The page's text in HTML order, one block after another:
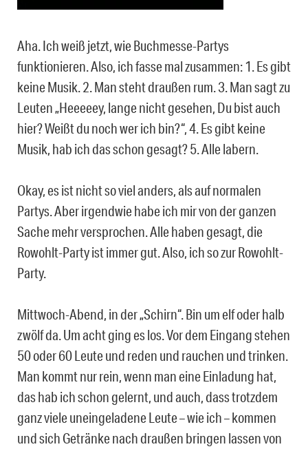
Aha. Ich weiß jetzt, wie Buchmesse-Partys
funktionieren. Also, ich fasse mal zusammen: 1. Es gibt
keine Musik. 2. Man steht draußen rum. 3. Man sagt zu
Leuten „Heeeeey, lange nicht gesehen, Du bist auch
hier? Weißt du noch wer ich bin?“, 4. Es gibt keine
Musik, hab ich das schon gesagt? 5. Alle labern.
Okay, es ist nicht so viel anders, als auf normalen
Partys. Aber irgendwie habe ich mir von der ganzen
Sache mehr versprochen. Alle haben gesagt, die
Rowohlt-Party ist immer gut. Also, ich so zur Rowohlt-
Party.
Mittwoch-Abend, in der „Schirn“. Bin um elf oder halb
zwölf da. Um acht ging es los. Vor dem Eingang stehen
50 oder 60 Leute und reden und rauchen und trinken.
Man kommt nur rein, wenn man eine Einladung hat,
das hab ich schon gelernt, und auch, dass trotzdem
ganz viele uneingeladene Leute – wie ich – kommen
und sich Getränke nach draußen bringen lassen von